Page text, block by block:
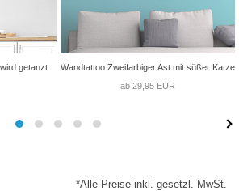
getanzt
Wandtattoo Zweifarbiger Ast mit süßer Katze
ab 29,95 EUR
*Alle Preise inkl. gesetzl. MwSt.